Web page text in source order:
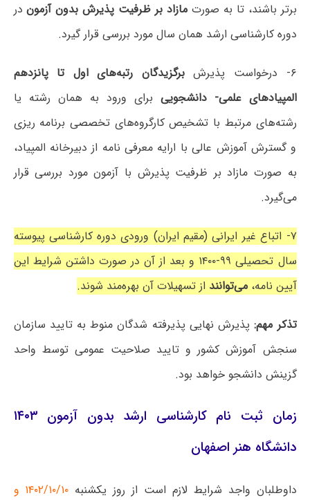
برتر باشند، تا به صورتمازاد بر ظرفیت پذیرش بدون آزموندر
دوره کارشناسی ارشد همان سال مورد بررسی قرار گیرد.
۶- درخواست پذیرش
برگزیدگان رتبه‌های اول تا پانزدهم
المپیادهای علمی- دانشجویی برای ورود به همان رشته یا
رشته‌های مرتبط با تشخیص کارگروه‌های تخصصی برنامه ریزی
و گسترش آموزش عالی با ارایه معرفی نامه از دبیرخانه المپیاد،
به صورت مازاد بر ظرفیت پذیرش با آزمون مورد بررسی قرار
می‌گیرد.
۷- اتباع غیر ایرانی (مقیم ایران) ورودی دوره کارشناسی پیوسته
سال تحصیلی ۹۹-۱۴۰۰ و بعد از آن در صورت داشتن شرایط این
آیین نامه،می‌توانند از تسهیلات آن بهره‌مند شوند.
تذکر مهم: پذیرش نهایی پذیرفته شدگان منوط به تایید سازمان
سنجش آموزش کشور و تایید صلاحیت عمومی توسط واحد
گزینش دانشجو خواهد بود.
زمان ثبت نام کارشناسی ارشد بدون آزمون ۱۴۰۳
دانشگاه هنر اصفهان
داوطلبان واجد شرایط لازم است از روز یکشنبه
۱۴۰۲/۱۰/۱۰ و